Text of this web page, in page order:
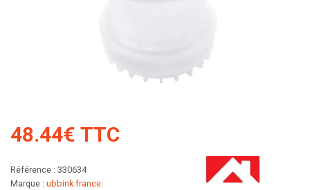
48.44€ TTC
Référence : 330634
Marque : ubbink france